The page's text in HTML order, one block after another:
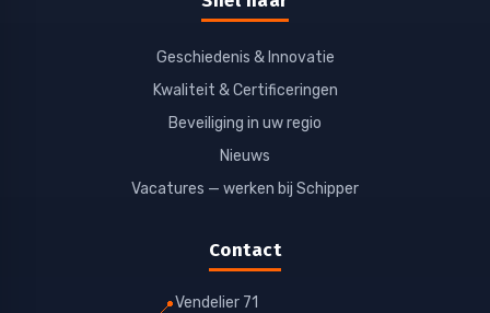
Geschiedenis & Innovatie
Kwaliteit & Certificeringen
Beveiliging in uw regio
Nieuws
Vacatures — werken bij Schipper
Contact
📍Vendelier 71